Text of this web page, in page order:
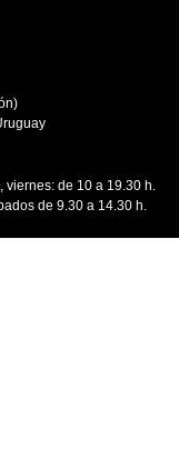
viernes: de 10 a 19.30 h.
de 9.30 a 14.30 h.